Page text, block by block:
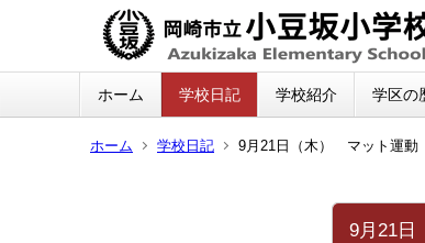
ホーム 学校日記 学校紹介 学区の
ホーム 学校日記 9月21日（木） マット運動
9月21